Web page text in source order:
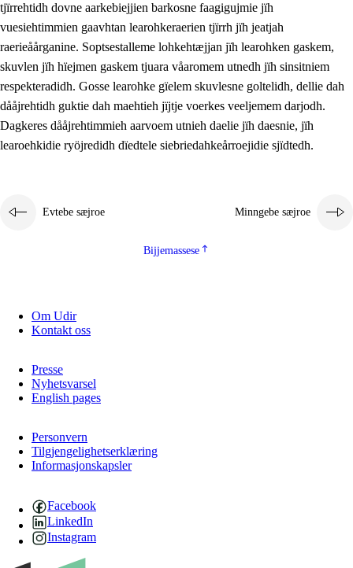
tjïrrehtidh dovne aarkebiejjien barkosne faagigujmie jïh
vuesiehtimmien gaavhtan learohkeraerien tjïrrh jïh jeatjah
raerieåårganine. Soptsestalleme lohkehtæjjan jïh learohken gaskem,
skuvlen jïh hïejmen gaskem tjuara våaromem utnedh jïh sinsitniem
respekteradidh. Gosse learohke gïelem skuvlesne goltelidh, dellie dah
dååjrehtidh guktie dah maehtieh jïjtje voerkes veeljemem darjodh.
Dagkeres dååjrehtimmieh aarvoem utnieh daelie jïh daesnie, jïh
learoehkidie ryöjredidh dïedtele siebriedahkeårroejidie sjïdtedh.
Evtebe sæjroe Minngebe sæjroe
Bijjemassese
Om Udir
Kontakt oss
Presse
Nyhetsvarsel
English pages
Personvern
Tilgjengelighetserklæring
Informasjonskapsler
Facebook
LinkedIn
Instagram